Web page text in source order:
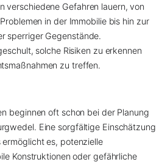
verschiedene Gefahren lauern, von
in der Immobilie bis hin zur
sperriger Gegenstände.
solche Risiken zu erkennen
zu treffen.
beginnen oft schon bei der Planung
Eine sorgfältige Einschätzung
es, potenzielle
Konstruktionen oder gefährliche